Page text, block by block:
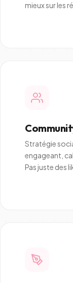
mieux sur les
Stratégie
engageant,
Pas juste des